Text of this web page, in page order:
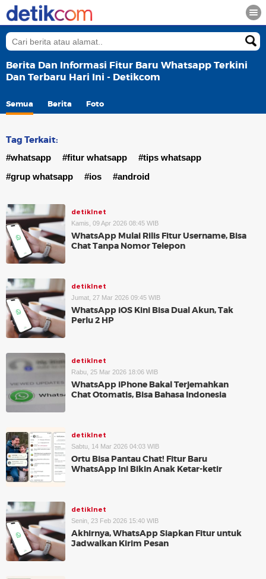
Berita Dan Informasi Fitur Baru Whatsapp Terkini
Dan Terbaru Hari Ini - Detikcom
Semua Berita Foto
Tag Terkait:
#whatsapp #fitur whatsapp
#tips whatsapp
#grup whatsapp
#ios #android
detikInet
Kamis, 09 Apr 2026 08:45 WIB
WhatsApp Mulai Rilis Fitur Username, Bisa
Chat Tanpa Nomor Telepon
detikInet
Jumat, 27 Mar 2026 09:45 WIB
WhatsApp iOS Kini Bisa Dual Akun, Tak
Perlu 2 HP
detikInet
Rabu, 25 Mar 2026 18:06 WIB
WhatsApp iPhone Bakal Terjemahkan
Chat Otomatis, Bisa Bahasa Indonesia
detikInet
Sabtu, 14 Mar 2026 04:03 WIB
Ortu Bisa Pantau Chat! Fitur Baru
WhatsApp Ini Bikin Anak Ketar-ketir
detikInet
Senin, 23 Feb 2026 15:40 WIB
Akhirnya, WhatsApp Siapkan Fitur untuk
Jadwalkan Kirim Pesan